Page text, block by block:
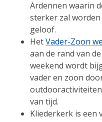
Ardennen waarin
sterker zal
geloof.
HetVader-Zoon
aan de rand van
weekend wordt
vader en zoon
van tijd.
Kliederkerk is een